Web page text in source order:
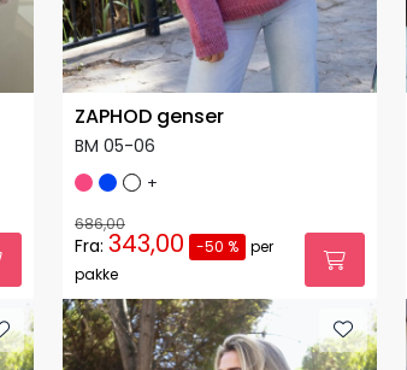
ZAPHOD genser
BM 05-06
+
686,00
Fra: 343,00 -50 % per
pakke